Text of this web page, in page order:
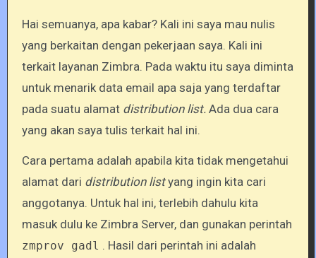
Hai semuanya, apa kabar? Kali ini saya mau nulis
yang berkaitan dengan pekerjaan saya. Kali ini
terkait layanan Zimbra. Pada waktu itu saya diminta
untuk menarik data email apa saja yang terdaftar
pada suatu alamat distribution list. Ada dua cara
yang akan saya tulis terkait hal ini.
Cara pertama adalah apabila kita tidak mengetahui
alamat dari distribution listyang ingin kita cari
anggotanya. Untuk hal ini, terlebih dahulu kita
masuk dulu ke Zimbra Server, dan gunakan perintah
zmprov gadl . Hasil dari perintah ini adalah